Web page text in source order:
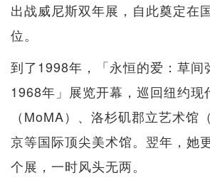
出战威尼斯双年展，自此奠定在
位。
到了1998年，「永恒的爱：草间
1968年」展览开幕，巡回纽约现
（MoMA）、洛杉矶郡立艺术馆
京等国际顶尖美术馆。翌年，她
个展，一时风头无两。